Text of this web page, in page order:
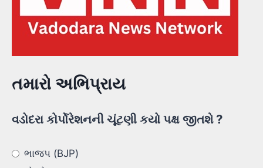
તમારો અભિપ્રાય
વડોદરા કોર્પોરેશનની ચૂંટણી કયો પક્ષ જીતશે ?
ભાજપ (BJP)